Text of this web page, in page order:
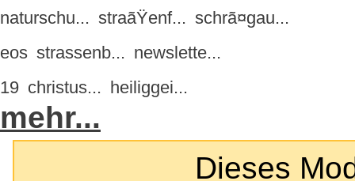
naturschu... straãŸenf... schrã¤gau...
eos strassenb... newslette...
19 christus... heiliggei...
mehr...
Dieses